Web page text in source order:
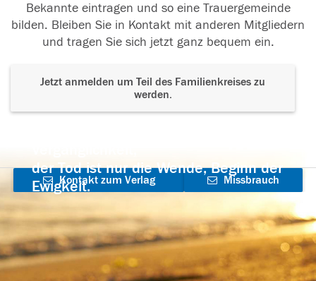
Bekannte eintragen und so eine Trauergemeinde
bilden. Bleiben Sie in Kontakt mit anderen Mitgliedern
und tragen Sie sich jetzt ganz bequem ein.
Jetzt anmelden um Teil des Familienkreises zu
werden.
der Tod ist nur die Wende, Beginn der
Ewigkeit.
Kontakt zum Verlag
aufnehmen
Missbrauch